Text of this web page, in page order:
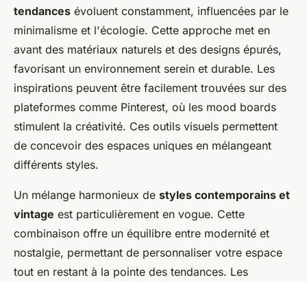
tendances évoluent constamment, influencées par le
minimalisme et l'écologie. Cette approche met en
avant des matériaux naturels et des designs épurés,
favorisant un environnement serein et durable. Les
inspirations peuvent être facilement trouvées sur des
plateformes comme Pinterest, où les mood boards
stimulent la créativité. Ces outils visuels permettent
de concevoir des espaces uniques en mélangeant
différents styles.
Un mélange harmonieux de styles contemporains et
vintage est particulièrement en vogue. Cette
combinaison offre un équilibre entre modernité et
nostalgie, permettant de personnaliser votre espace
tout en restant à la pointe des tendances. Les